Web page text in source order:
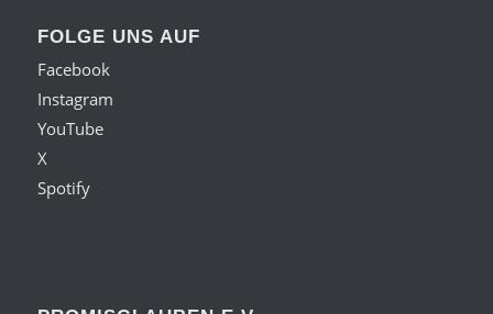
FOLGE UNS AUF
Facebook
Instagram
YouTube
X
Spotify